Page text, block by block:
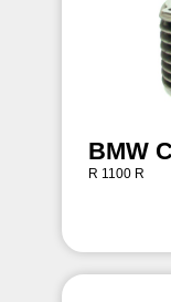
BMW
R 1100 R